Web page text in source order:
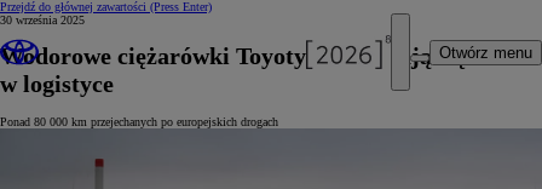
Przejdź do głównej zawartości (Press Enter)
Otwórz menu
30 września 2025
Wodorowe ciężarówki Toyoty sprawdzają się
w logistyce
Ponad 80 000 km przejechanych po europejskich drogach